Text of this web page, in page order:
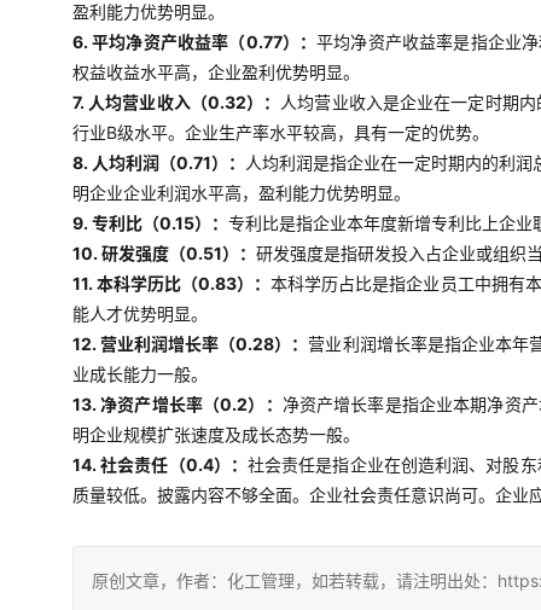
盈利能力优势明显。
6. 平均净资产收益率（0.77）：平均净资产收益率是指企业
权益收益水平高，企业盈利优势明显。
7. 人均营业收入（0.32）：
人均营业收入是企业在一定时期
行业B级水平。企业生产率水平较高，具有一定的优势。
8. 人均利润（0.71）：
人均利润是指企业在一定时期内的利
明企业企业利润水平高，盈利能力优势明显。
9. 专利比（0.15）： 专利比是指企业本年度新增专利比上企
10. 研发强度（0.51）： 研发强度是指研发投入占企业或组织
11. 本科学历比（0.83）：本科学历占比是指企业员工中拥有
能人才优势明显。
12. 营业利润增长率（0.28）：营业利润增长率是指企业本年
业成长能力一般。
13. 净资产增长率（0.2）： 净资产增长率是指企业本期净资
明企业规模扩张速度及成长态势一般。
14. 社会责任（0.4）： 社会责任是指企业在创造利润、对股
质量较低。披露内容不够全面。企业社会责任意识尚可。企
原创文章，作者：化工管理，如若转载，请注明出处：